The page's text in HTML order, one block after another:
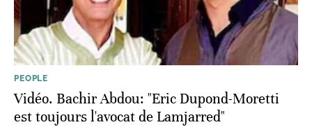
PEOPLE
Vidéo. Bachir Abdou: "Eric Dupond-Moretti
est toujours l'avocat de Lamjarred"